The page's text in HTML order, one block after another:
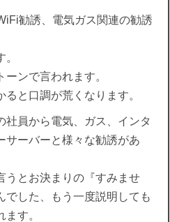
勧誘、電気ガス関連の勧誘
ンで言われます。
と口調が荒くなります。
社員から電気、ガス、インタ
サーバーと様々な勧誘があ
うとお決まりの『すみませ
でした、もう一度説明しても
す。